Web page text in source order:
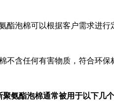
酯泡棉可以根据客户需求进
不含任何有害物质，符合环保
氨酯泡棉通常被用于以下几个